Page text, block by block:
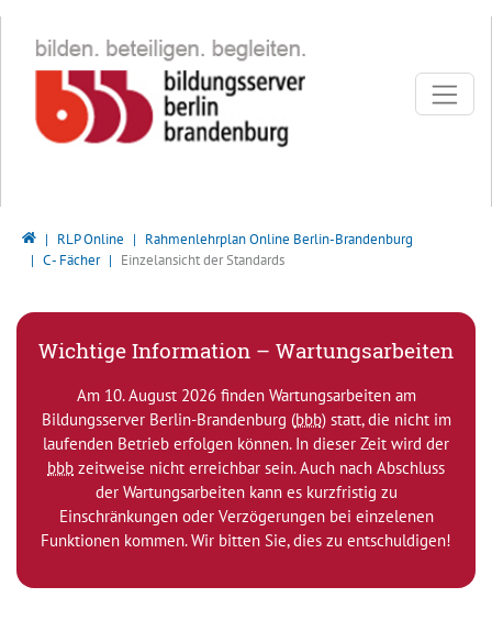
Bildungsserver Berlin - Brandenburg
RLP Online
Rahmenlehrplan Online Berlin-Brandenburg
C - Fächer
Einzelansicht der Standards
Wichtige Information – Wartungsarbeiten
Am 10. August 2026 finden Wartungsarbeiten am
Bildungsserver Berlin-Brandenburg (bbb) statt, die nicht im
laufenden Betrieb erfolgen können. In dieser Zeit wird der
bbb zeitweise nicht erreichbar sein. Auch nach Abschluss
der Wartungsarbeiten kann es kurzfristig zu
Einschränkungen oder Verzögerungen bei einzelenen
Funktionen kommen. Wir bitten Sie, dies zu entschuldigen!